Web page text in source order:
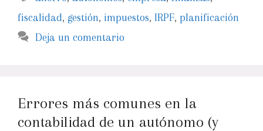
fiscalidad, gestión, impuestos, IRPF, planificación
Deja un comentario
Errores más comunes en la
contabilidad de un autónomo (y